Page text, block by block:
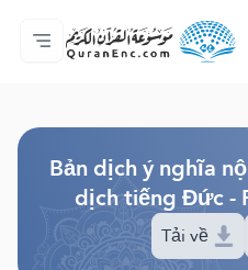
Trang chủ
Mục lục các bản dịch
Audio
Các dịch vụ của
Về dự án
Liên hệ với chúng tôi
Ngôn ngữ
Bản dịch ý nghĩa
dịch tiếng Đức -
Tải về